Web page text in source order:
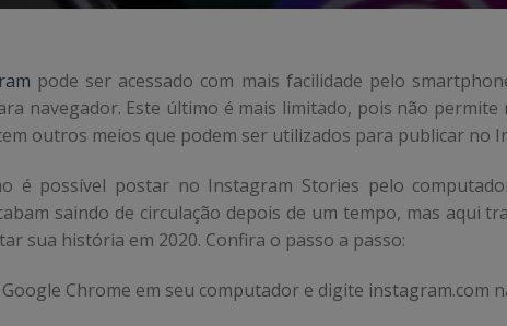
pode ser acessado com mais facilidade pelo
navegador. Este último é mais limitado, pois não
outros meios que podem ser utilizados para publicar no
é possível postar no Instagram Stories pelo
saindo de circulação depois de um tempo, mas aqui
sua história em 2020. Confira o passo a passo:
Google Chrome em seu computador e digite instagram.com